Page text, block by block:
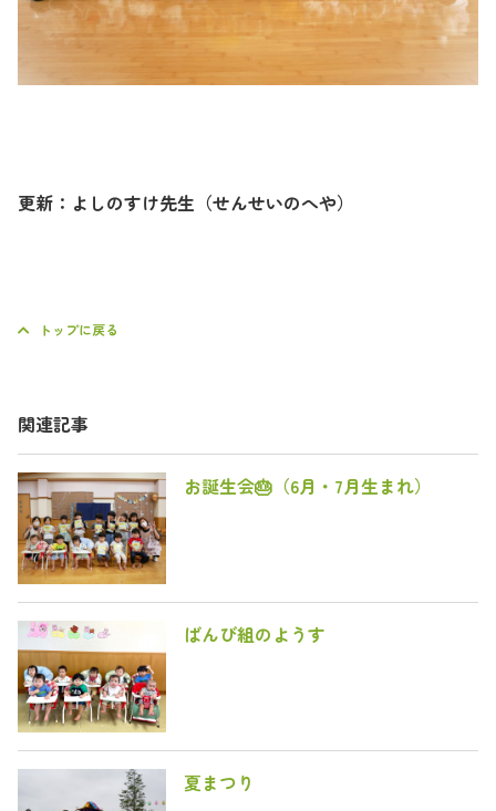
更新：よしのすけ先生（せんせいのへや）
トップに戻る
関連記事
お誕生会🎂（6月・7月生まれ）
ばんび組のようす
夏まつり